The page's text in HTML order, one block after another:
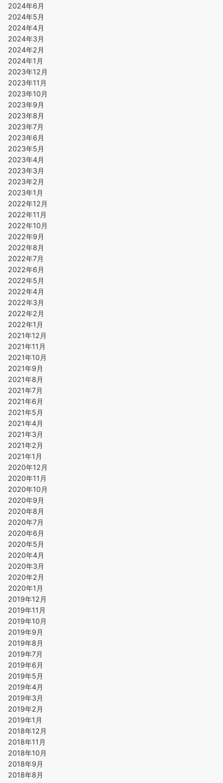
2024年6月
2024年5月
2024年4月
2024年3月
2024年2月
2024年1月
2023年12月
2023年11月
2023年10月
2023年9月
2023年8月
2023年7月
2023年6月
2023年5月
2023年4月
2023年3月
2023年2月
2023年1月
2022年12月
2022年11月
2022年10月
2022年9月
2022年8月
2022年7月
2022年6月
2022年5月
2022年4月
2022年3月
2022年2月
2022年1月
2021年12月
2021年11月
2021年10月
2021年9月
2021年8月
2021年7月
2021年6月
2021年5月
2021年4月
2021年3月
2021年2月
2021年1月
2020年12月
2020年11月
2020年10月
2020年9月
2020年8月
2020年7月
2020年6月
2020年5月
2020年4月
2020年3月
2020年2月
2020年1月
2019年12月
2019年11月
2019年10月
2019年9月
2019年8月
2019年7月
2019年6月
2019年5月
2019年4月
2019年3月
2019年2月
2019年1月
2018年12月
2018年11月
2018年10月
2018年9月
2018年8月